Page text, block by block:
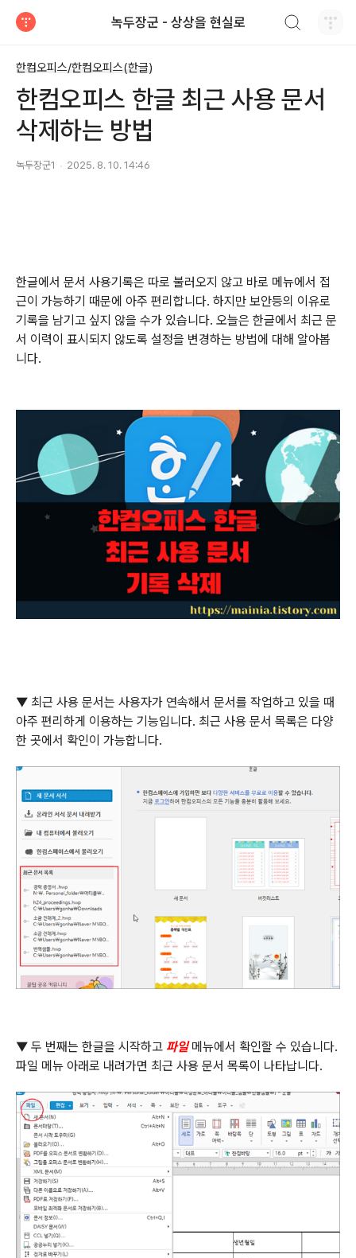
녹두장군 - 상상을 현실로
한컴오피스/한컴오피스(한글)
한컴오피스 한글 최근 사용 문서
삭제하는 방법
녹두장군1 2025. 8. 10. 14:46
한글에서 문서 사용기록은 따로 불러오지 않고 바로 메뉴에서 접
근이 가능하기 때문에 아주 편리합니다. 하지만 보안등의 이유로
기록을 남기고 싶지 않을 수가 있습니다. 오늘은 한글에서 최근 문
서 이력이 표시되지 않도록 설정을 변경하는 방법에 대해 알아봅
니다.
▼ 최근 사용 문서는 사용자가 연속해서 문서를 작업하고 있을 때
아주 편리하게 이용하는 기능입니다. 최근 사용 문서 목록은 다양
한 곳에서 확인이 가능합니다.
▼ 두 번째는 한글을 시작하고 파일메뉴에서 확인할 수 있습니다.
파일 메뉴 아래로 내려가면 최근 사용 문서 목록이 나타납니다.